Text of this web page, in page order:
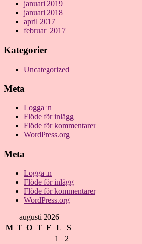
januari 2019
januari 2018
april 2017
februari 2017
Kategorier
Uncategorized
Meta
Logga in
Flöde för inlägg
Flöde för kommentarer
WordPress.org
Meta
Logga in
Flöde för inlägg
Flöde för kommentarer
WordPress.org
augusti 2026
M T O T F L
S
1
2